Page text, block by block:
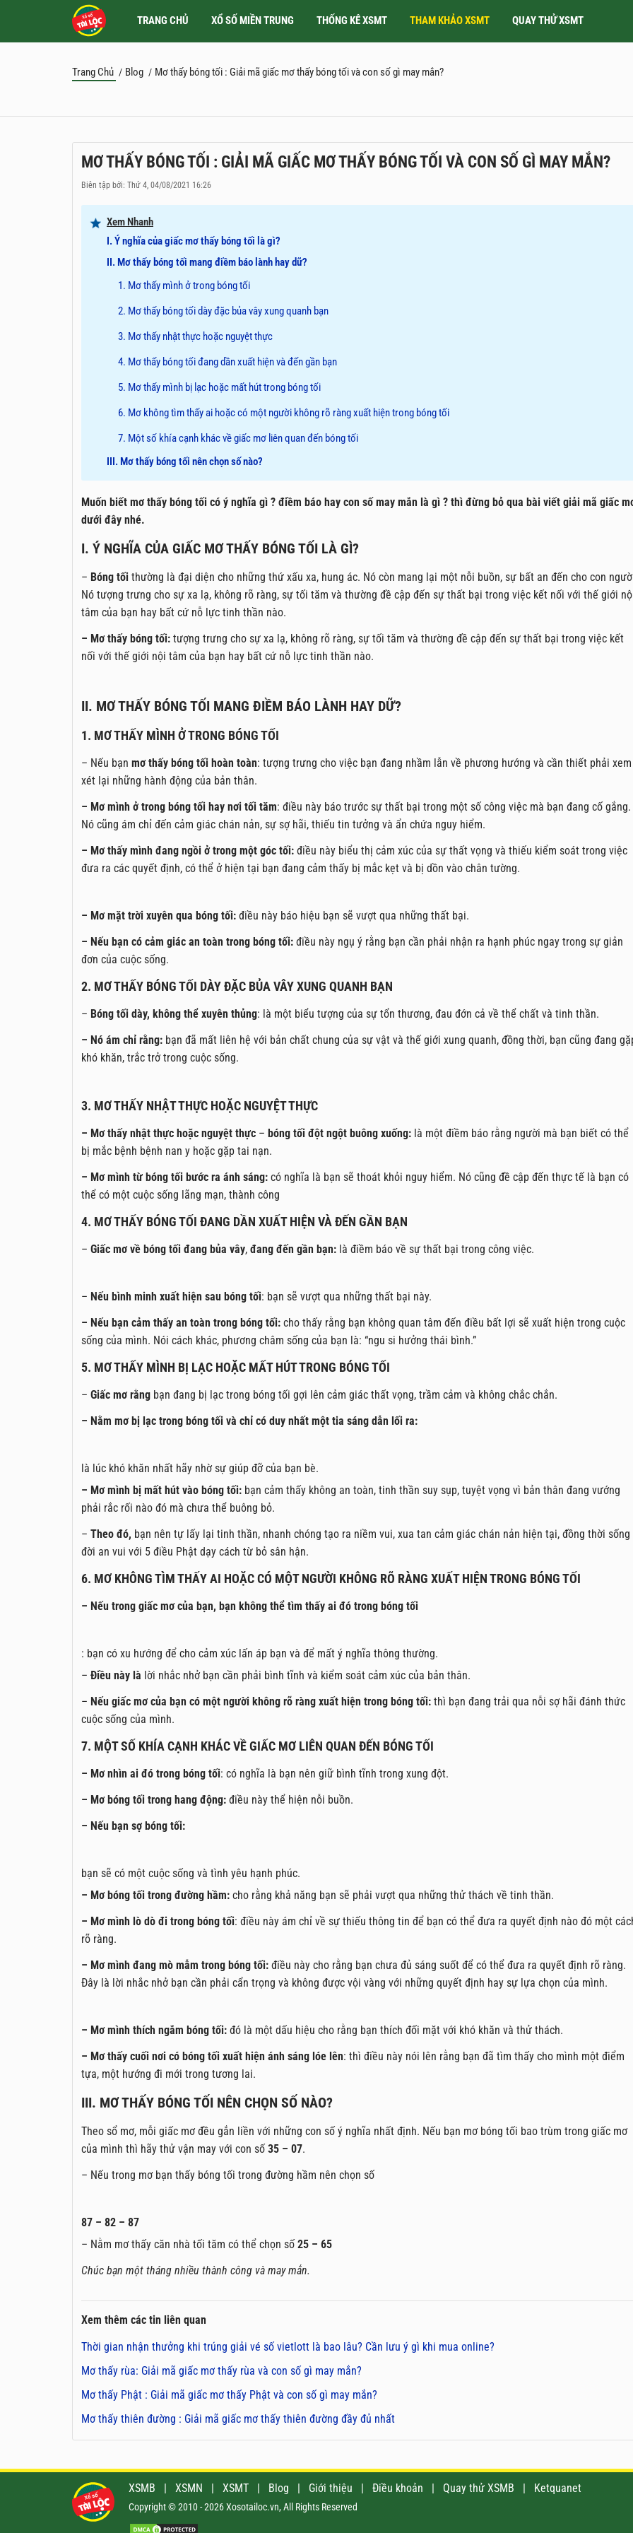
TRANG CHỦ XỔ SỐ MIỀN TRUNG THỐNG KÊ XSMT THAM KHẢO XSMT QUAY THỬ XSMT
Trang Chủ / Blog / Mơ thấy bóng tối : Giải mã giấc mơ thấy bóng tối và con số gì may mắn?
MƠ THẤY BÓNG TỐI : GIẢI MÃ GIẤC MƠ THẤY BÓNG TỐI VÀ CON SỐ GÌ MAY MẮN?
Biên tập bởi: Thứ 4, 04/08/2021 16:26
Xem Nhanh
I. Ý nghĩa của giấc mơ thấy bóng tối là gì?
II. Mơ thấy bóng tối mang điềm báo lành hay dữ?
1. Mơ thấy mình ở trong bóng tối
2. Mơ thấy bóng tối dày đặc bủa vây xung quanh bạn
3. Mơ thấy nhật thực hoặc nguyệt thực
4. Mơ thấy bóng tối đang dần xuất hiện và đến gần bạn
5. Mơ thấy mình bị lạc hoặc mất hút trong bóng tối
6. Mơ không tìm thấy ai hoặc có một người không rõ ràng xuất hiện trong bóng tối
7. Một số khía cạnh khác về giấc mơ liên quan đến bóng tối
III. Mơ thấy bóng tối nên chọn số nào?
Muốn biết mơ thấy bóng tối có ý nghĩa gì ? điềm báo hay con số may mắn là gì ? thì đừng bỏ qua bài viết giải mã giấc
dưới đây nhé.
I. Ý NGHĨA CỦA GIẤC MƠ THẤY BÓNG TỐI LÀ GÌ?
– Bóng tối thường là đại diện cho những thứ xấu xa, hung ác. Nó còn mang lại một nỗi buồn, sự bất an đến cho con
Nó tượng trưng cho sự xa lạ, không rõ ràng, sự tối tăm và thường đề cập đến sự thất bại trong việc kết nối với thế giới
tâm của bạn hay bất cứ nỗ lực tinh thần nào.
– Mơ thấy bóng tối: tượng trưng cho sự xa lạ, không rõ ràng, sự tối tăm và thường đề cập đến sự thất bại trong việc kết
nối với thế giới nội tâm của bạn hay bất cứ nỗ lực tinh thần nào.
II. MƠ THẤY BÓNG TỐI MANG ĐIỀM BÁO LÀNH HAY DỮ?
1. MƠ THẤY MÌNH Ở TRONG BÓNG TỐI
– Nếu bạn mơ thấy bóng tối hoàn toàn: tượng trưng cho việc bạn đang nhầm lẫn về phương hướng và cần thiết phải xem
xét lại những hành động của bản thân.
– Mơ mình ở trong bóng tối hay nơi tối tăm: điều này báo trước sự thất bại trong một số công việc mà bạn đang cố gắng.
Nó cũng ám chỉ đến cảm giác chán nản, sự sợ hãi, thiếu tin tưởng và ẩn chứa nguy hiểm.
– Mơ thấy mình đang ngồi ở trong một góc tối: điều này biểu thị cảm xúc của sự thất vọng và thiếu kiểm soát trong việc
đưa ra các quyết định, có thể ở hiện tại bạn đang cảm thấy bị mắc kẹt và bị dồn vào chân tường.
– Mơ mặt trời xuyên qua bóng tối: điều này báo hiệu bạn sẽ vượt qua những thất bại.
– Nếu bạn có cảm giác an toàn trong bóng tối: điều này ngụ ý rằng bạn cần phải nhận ra hạnh phúc ngay trong sự giản
đơn của cuộc sống.
2. MƠ THẤY BÓNG TỐI DÀY ĐẶC BỦA VÂY XUNG QUANH BẠN
– Bóng tối dày, không thể xuyên thủng: là một biểu tượng của sự tổn thương, đau đớn cả về thể chất và tinh thần.
– Nó ám chỉ rằng: bạn đã mất liên hệ với bản chất chung của sự vật và thế giới xung quanh, đồng thời, bạn cũng đang
khó khăn, trắc trở trong cuộc sống.
3. MƠ THẤY NHẬT THỰC HOẶC NGUYỆT THỰC
– Mơ thấy nhật thực hoặc nguyệt thực – bóng tối đột ngột buông xuống: là một điềm báo rằng người mà bạn biết có thể
bị mắc bệnh bệnh nan y hoặc gặp tai nạn.
– Mơ mình từ bóng tối bước ra ánh sáng: có nghĩa là bạn sẽ thoát khỏi nguy hiểm. Nó cũng đề cập đến thực tế là bạn có
thể có một cuộc sống lãng mạn, thành công
4. MƠ THẤY BÓNG TỐI ĐANG DẦN XUẤT HIỆN VÀ ĐẾN GẦN BẠN
– Giấc mơ về bóng tối đang bủa vây, đang đến gần bạn: là điềm báo về sự thất bại trong công việc.
– Nếu bình minh xuất hiện sau bóng tối: bạn sẽ vượt qua những thất bại này.
– Nếu bạn cảm thấy an toàn trong bóng tối: cho thấy rằng bạn không quan tâm đến điều bất lợi sẽ xuất hiện trong cuộc
sống của mình. Nói cách khác, phương châm sống của bạn là: “ngu si hưởng thái bình.”
5. MƠ THẤY MÌNH BỊ LẠC HOẶC MẤT HÚT TRONG BÓNG TỐI
– Giấc mơ rằng bạn đang bị lạc trong bóng tối gợi lên cảm giác thất vọng, trầm cảm và không chắc chắn.
– Nằm mơ bị lạc trong bóng tối và chỉ có duy nhất một tia sáng dẫn lối ra:
là lúc khó khăn nhất hãy nhờ sự giúp đỡ của bạn bè.
– Mơ mình bị mất hút vào bóng tối: bạn cảm thấy không an toàn, tinh thần suy sụp, tuyệt vọng vì bản thân đang vướng
phải rắc rối nào đó mà chưa thể buông bỏ.
– Theo đó, bạn nên tự lấy lại tinh thần, nhanh chóng tạo ra niềm vui, xua tan cảm giác chán nản hiện tại, đồng thời sống
đời an vui với 5 điều Phật dạy cách từ bỏ sân hận.
6. MƠ KHÔNG TÌM THẤY AI HOẶC CÓ MỘT NGƯỜI KHÔNG RÕ RÀNG XUẤT HIỆN TRONG BÓNG TỐI
– Nếu trong giấc mơ của bạn, bạn không thể tìm thấy ai đó trong bóng tối
: bạn có xu hướng để cho cảm xúc lấn áp bạn và để mất ý nghĩa thông thường.
– Điều này là lời nhắc nhở bạn cần phải bình tĩnh và kiểm soát cảm xúc của bản thân.
– Nếu giấc mơ của bạn có một người không rõ ràng xuất hiện trong bóng tối: thì bạn đang trải qua nỗi sợ hãi đánh thức
cuộc sống của mình.
7. MỘT SỐ KHÍA CẠNH KHÁC VỀ GIẤC MƠ LIÊN QUAN ĐẾN BÓNG TỐI
– Mơ nhìn ai đó trong bóng tối: có nghĩa là bạn nên giữ bình tĩnh trong xung đột.
– Mơ bóng tối trong hang động: điều này thể hiện nỗi buồn.
– Nếu bạn sợ bóng tối:
bạn sẽ có một cuộc sống và tình yêu hạnh phúc.
– Mơ bóng tối trong đường hầm: cho rằng khả năng bạn sẽ phải vượt qua những thử thách về tinh thần.
– Mơ mình lò dò đi trong bóng tối: điều này ám chỉ về sự thiếu thông tin để bạn có thể đưa ra quyết định nào đó một
rõ ràng.
– Mơ mình đang mò mẫm trong bóng tối: điều này cho rằng bạn chưa đủ sáng suốt để có thể đưa ra quyết định rõ ràng.
Đây là lời nhắc nhở bạn cần phải cẩn trọng và không được vội vàng với những quyết định hay sự lựa chọn của mình.
– Mơ mình thích ngắm bóng tối: đó là một dấu hiệu cho rằng bạn thích đối mặt với khó khăn và thử thách.
– Mơ thấy cuối nơi có bóng tối xuất hiện ánh sáng lóe lên: thì điều này nói lên rằng bạn đã tìm thấy cho mình một điểm
tựa, một hướng đi mới trong tương lai.
III. MƠ THẤY BÓNG TỐI NÊN CHỌN SỐ NÀO?
Theo sổ mơ, mỗi giấc mơ đều gắn liền với những con số ý nghĩa nhất định. Nếu bạn mơ bóng tối bao trùm trong giấc mơ
của mình thì hãy thử vận may với con số 35 – 07.
– Nếu trong mơ bạn thấy bóng tối trong đường hầm nên chọn số
87 – 82 – 87
– Nằm mơ thấy căn nhà tối tăm có thể chọn số 25 – 65
Chúc bạn một tháng nhiều thành công và may mắn.
Xem thêm các tin liên quan
Thời gian nhận thưởng khi trúng giải vé số vietlott là bao lâu? Cần lưu ý gì khi mua online?
Mơ thấy rùa: Giải mã giấc mơ thấy rùa và con số gì may mắn?
Mơ thấy Phật : Giải mã giấc mơ thấy Phật và con số gì may mắn?
Mơ thấy thiên đường : Giải mã giấc mơ thấy thiên đường đầy đủ nhất
XSMB | XSMN | XSMT | Blog | Giới thiệu | Điều khoản | Quay thử XSMB | Ketquanet
Copyright © 2010 - 2026 Xosotailoc.vn, All Rights Reserved